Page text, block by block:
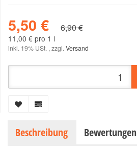
5,50 € 6,90 €
11,00 € pro 1 l
inkl. 19% USt. , zzgl. Versand
Beschreibung Bewertungen